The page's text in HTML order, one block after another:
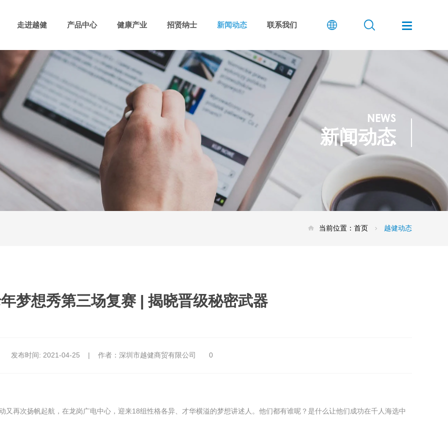
走进越健 产品中心 健康产业 招贤纳士 新闻动态 联系我们
NEWS
新闻动态
当前位置： 首页 越健动态
梦想秀第三场复赛 | 揭晓晋级秘密武器
发布时间: 2021-04-25 | 作者：深圳市越健商贸有限公司 0
再次扬帆起航，在龙岗广电中心，迎来18组性格各异、才华横溢的梦想讲述人。他们都有谁呢？是什么让他们成功在千人海选中